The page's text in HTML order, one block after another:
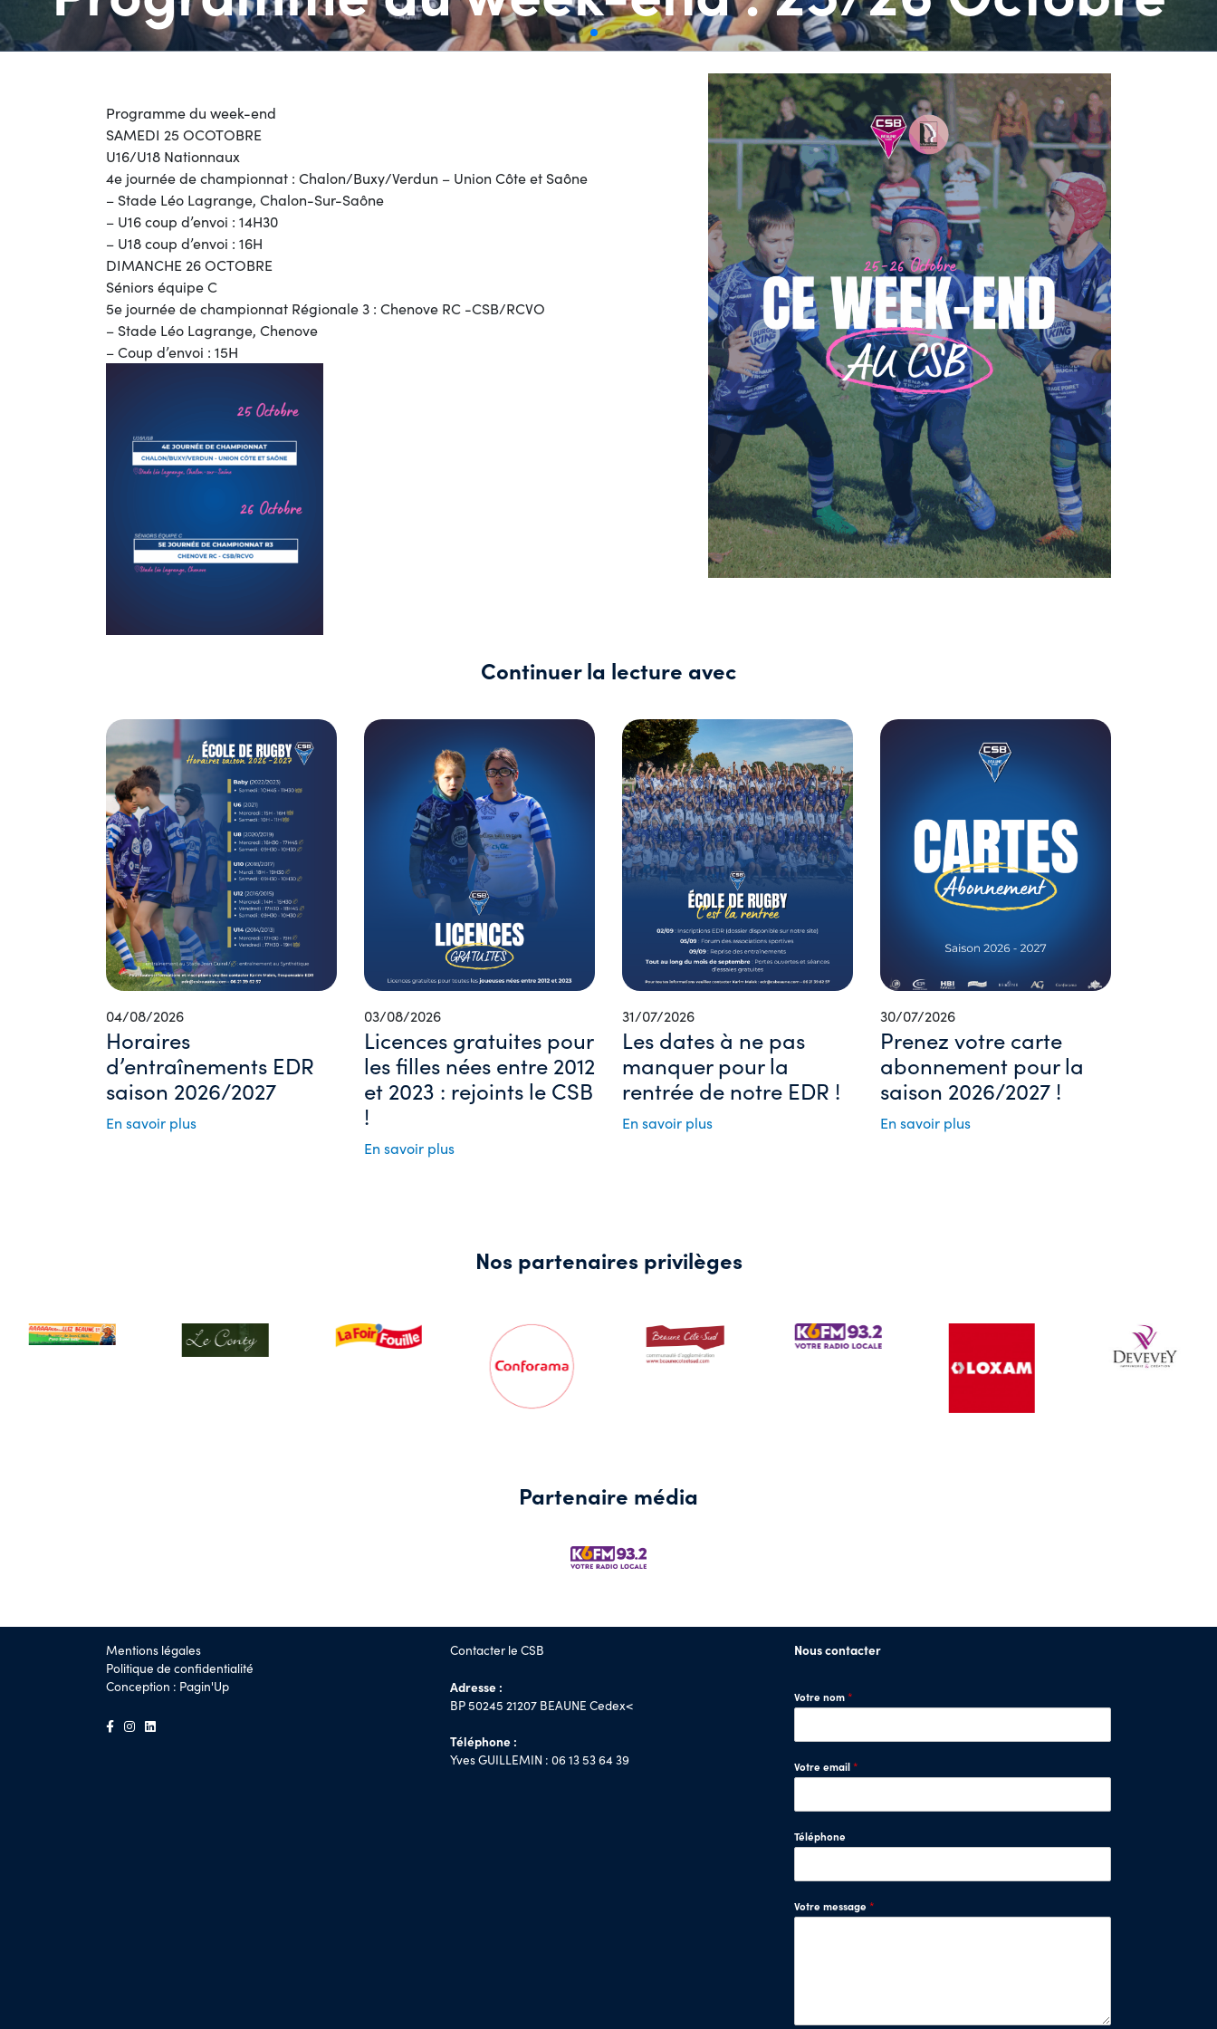
Programme du week-end
SAMEDI 25 OCOTOBRE
U16/U18 Nationnaux
4e journée de championnat : Chalon/Buxy/Verdun – Union Côte et Saône
– Stade Léo Lagrange, Chalon-Sur-Saône
– U16 coup d’envoi : 14H30
– U18 coup d’envoi : 16H
DIMANCHE 26 OCTOBRE
Séniors équipe C
5e journée de championnat Régionale 3 : Chenove RC -CSB/RCVO
– Stade Léo Lagrange, Chenove
–Coup d’envoi : 15H
Continuer la lecture avec
04/08/2026
Horaires
d’entraînements EDR
saison 2026/2027
En savoir plus
03/08/2026
Licences gratuites pour
les filles nées entre 2012
et 2023 : rejoints le CSB
!
En savoir plus
31/07/2026
Les dates à ne pas
manquer pour la
rentrée de notre EDR !
En savoir plus
30/07/2026
Prenez votre carte
abonnement pour la
saison 2026/2027 !
En savoir plus
Nos partenaires privilèges
Partenaire média
Mentions légales
Politique de confidentialité
Conception : Pagin'Up
Contacter le CSB
Adresse :
BP 50245 21207 BEAUNE Cedex<
Téléphone :
Yves GUILLEMIN : 06 13 53 64 39
Nous contacter
Votre nom *
Votre email *
Téléphone
Votre message *